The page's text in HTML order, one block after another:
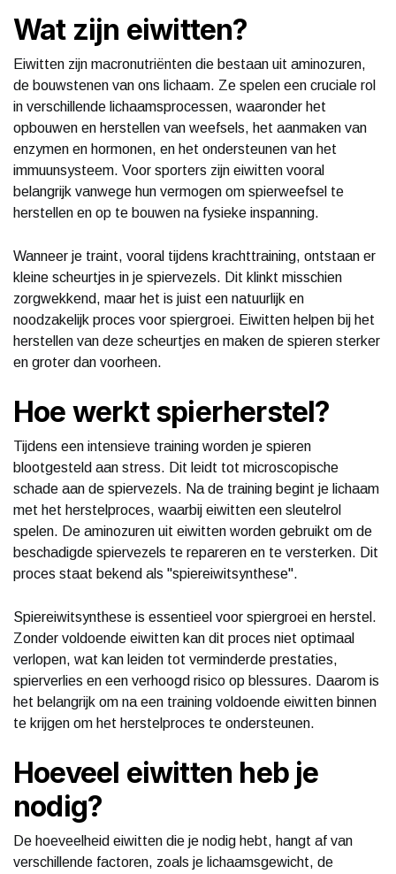
Wat zijn eiwitten?
Eiwitten zijn macronutriënten die bestaan uit aminozuren,
de bouwstenen van ons lichaam. Ze spelen een cruciale rol
in verschillende lichaamsprocessen, waaronder het
opbouwen en herstellen van weefsels, het aanmaken van
enzymen en hormonen, en het ondersteunen van het
immuunsysteem. Voor sporters zijn eiwitten vooral
belangrijk vanwege hun vermogen om spierweefsel te
herstellen en op te bouwen na fysieke inspanning.
Wanneer je traint, vooral tijdens krachttraining, ontstaan er
kleine scheurtjes in je spiervezels. Dit klinkt misschien
zorgwekkend, maar het is juist een natuurlijk en
noodzakelijk proces voor spiergroei. Eiwitten helpen bij het
herstellen van deze scheurtjes en maken de spieren sterker
en groter dan voorheen.
Hoe werkt spierherstel?
Tijdens een intensieve training worden je spieren
blootgesteld aan stress. Dit leidt tot microscopische
schade aan de spiervezels. Na de training begint je lichaam
met het herstelproces, waarbij eiwitten een sleutelrol
spelen. De aminozuren uit eiwitten worden gebruikt om de
beschadigde spiervezels te repareren en te versterken. Dit
proces staat bekend als "spiereiwitsynthese".
Spiereiwitsynthese is essentieel voor spiergroei en herstel.
Zonder voldoende eiwitten kan dit proces niet optimaal
verlopen, wat kan leiden tot verminderde prestaties,
spierverlies en een verhoogd risico op blessures. Daarom is
het belangrijk om na een training voldoende eiwitten binnen
te krijgen om het herstelproces te ondersteunen.
Hoeveel eiwitten heb je
nodig?
De hoeveelheid eiwitten die je nodig hebt, hangt af van
verschillende factoren, zoals je lichaamsgewicht, de